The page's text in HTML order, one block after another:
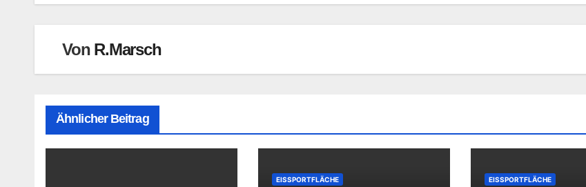
Von R.Marsch
Ähnlicher Beitrag
EISSPORTFLÄCHE EISSPORTFLÄCHE